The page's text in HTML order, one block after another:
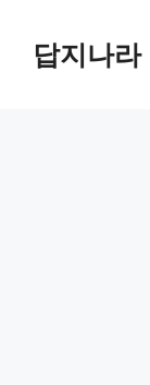
답지나라